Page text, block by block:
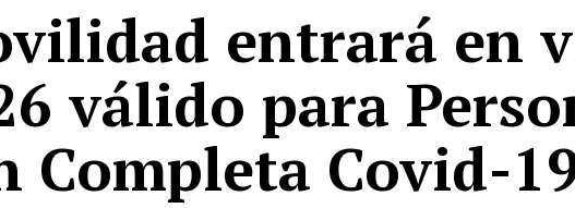
entrará en
válido para
Completa Covid-